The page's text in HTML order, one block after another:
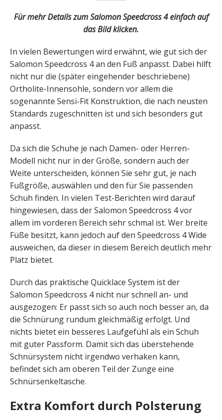
Für mehr Details zum Salomon Speedcross 4 einfach auf
das Bild klicken.
In vielen Bewertungen wird erwähnt, wie gut sich der
Salomon Speedcross 4 an den Fuß anpasst. Dabei hilft
nicht nur die (später eingehender beschriebene)
Ortholite-Innensohle, sondern vor allem die
sogenannte Sensi-Fit Konstruktion, die nach neusten
Standards zugeschnitten ist und sich besonders gut
anpasst.
Da sich die Schuhe je nach Damen- oder Herren-
Modell nicht nur in der Größe, sondern auch der
Weite unterscheiden, können Sie sehr gut, je nach
Fußgröße, auswählen und den für Sie passenden
Schuh finden. In vielen Test-Berichten wird darauf
hingewiesen, dass der Salomon Speedcross 4 vor
allem im vorderen Bereich sehr schmal ist. Wer breite
Füße besitzt, kann jedoch auf den Speedcross 4 Wide
ausweichen, da dieser in diesem Bereich deutlich mehr
Platz bietet.
Durch das praktische Quicklace System ist der
Salomon Speedcross 4 nicht nur schnell an- und
ausgezogen: Er passt sich so auch noch besser an, da
die Schnürung rundum gleichmäßig erfolgt. Und
nichts bietet ein besseres Laufgefühl als ein Schuh
mit guter Passform. Damit sich das überstehende
Schnürsystem nicht irgendwo verhaken kann,
befindet sich am oberen Teil der Zunge eine
Schnürsenkeltasche.
Extra Komfort durch Polsterung